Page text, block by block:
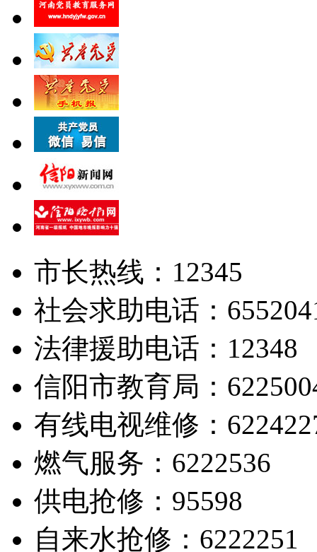
市长热线：12345
社会求助电话：
法律援助电话：12348
信阳市教育局：
有线电视维修：
燃气服务：6222536
供电抢修：95598
自来水抢修：6222251